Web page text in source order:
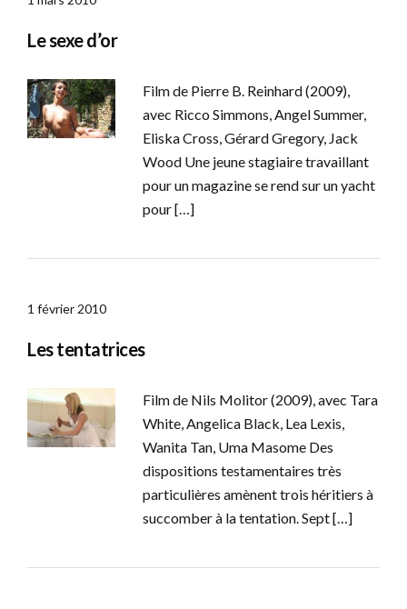
Le sexe d’or
Film de Pierre B. Reinhard (2009),
avec Ricco Simmons, Angel Summer,
Eliska Cross, Gérard Gregory, Jack
Wood Une jeune stagiaire travaillant
pour un magazine se rend sur un yacht
pour […]
1 février 2010
Les tentatrices
Film de Nils Molitor (2009), avec Tara
White, Angelica Black, Lea Lexis,
Wanita Tan, Uma Masome Des
dispositions testamentaires très
particulières amènent trois héritiers à
succomber à la tentation. Sept […]